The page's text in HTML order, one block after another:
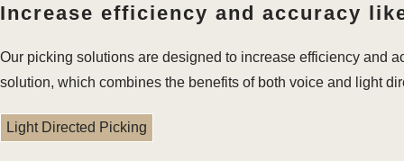
Increase efficiency and accuracy
Our picking solutions are designed to increase efficiency and
solution, which combines the benefits of both voice and light
Light Directed Picking